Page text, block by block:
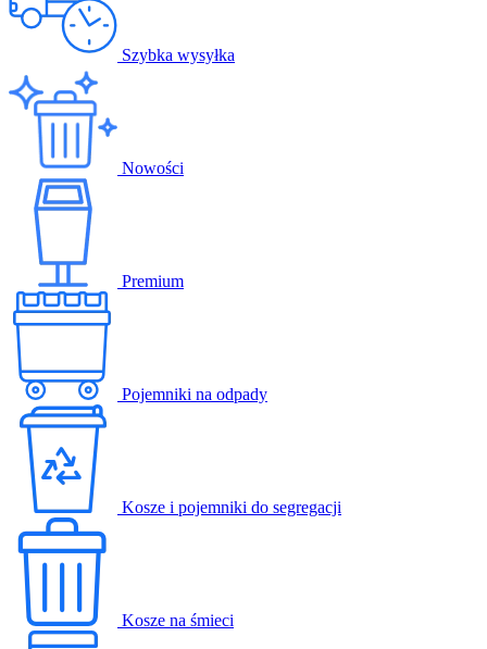
Szybka wysyłka
Nowości
Premium
Pojemniki na odpady
Kosze i pojemniki do segregacji
Kosze na śmieci